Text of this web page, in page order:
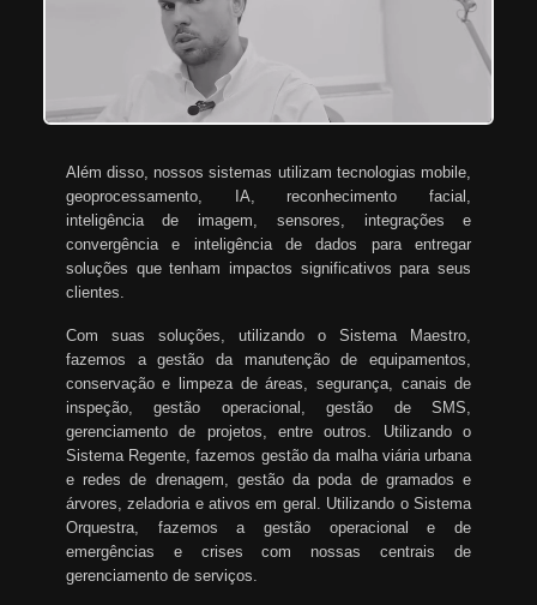
Além disso, nossos sistemas utilizam tecnologias mobile,
geoprocessamento, IA, reconhecimento facial,
inteligência de imagem, sensores, integrações e
convergência e inteligência de dados para entregar
soluções que tenham impactos significativos para seus
clientes.
Com suas soluções, utilizando o Sistema Maestro,
fazemos a gestão da manutenção de equipamentos,
conservação e limpeza de áreas, segurança, canais de
inspeção, gestão operacional, gestão de SMS,
gerenciamento de projetos, entre outros. Utilizando o
Sistema Regente, fazemos gestão da malha viária urbana
e redes de drenagem, gestão da poda de gramados e
árvores, zeladoria e ativos em geral. Utilizando o Sistema
Orquestra, fazemos a gestão operacional e de
emergências e crises com nossas centrais de
gerenciamento de serviços.